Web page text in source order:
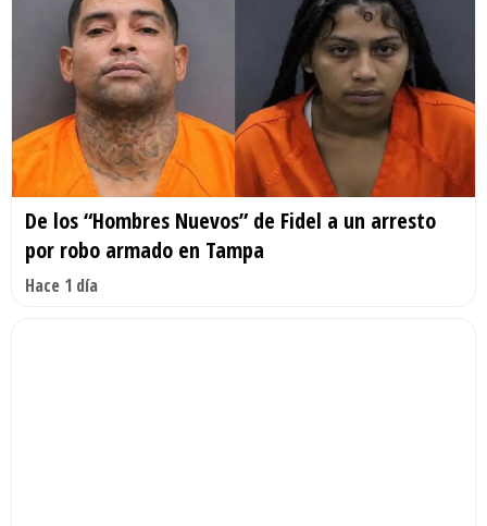
De los “Hombres Nuevos” de Fidel a un arresto
por robo armado en Tampa
Hace 1 día